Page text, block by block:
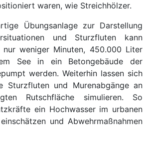
waren, wie Streichhölzer.
Übungsanlage zur Darstellung
und Sturzfluten kann
nur weniger Minuten, 450.000 Liter
See in ein Betongebäude der
werden. Weiterhin lassen sich
Sturzfluten und Murenabgänge an
Rutschfläche simulieren. So
ein Hochwasser im urbanen
und Abwehrmaßnahmen